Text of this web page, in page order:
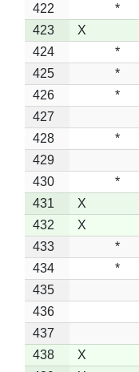
422
*
423
X
424
*
425
*
426
*
427
428
*
429
430
*
431
X
432
X
433
*
434
*
435
436
437
438
X